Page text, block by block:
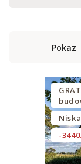
Pokaz
-